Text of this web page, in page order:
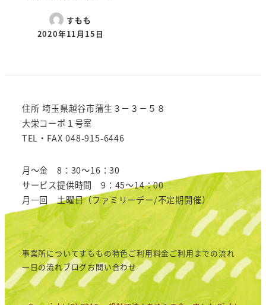
すもも
2020年11月15日
住所 埼玉県越谷市蒲生３－３－５８
大栄コーポ１号室
TEL・FAX 048-915-6446
月～金 8：30～16：30
サービス提供時間 9：45～14：00
月一回 土曜日（ファミリーデー/不定期開催）
事業所についてすももの特色ご利用料金ご利用までの流れ
一日の流れブログお問い合わせ